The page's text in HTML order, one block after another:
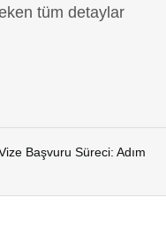
tüm detaylar
Başvuru Süreci: Adım